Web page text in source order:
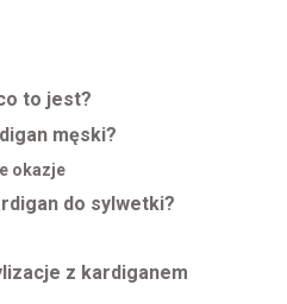
to jest?
męski?
okazje
do sylwetki?
z kardiganem